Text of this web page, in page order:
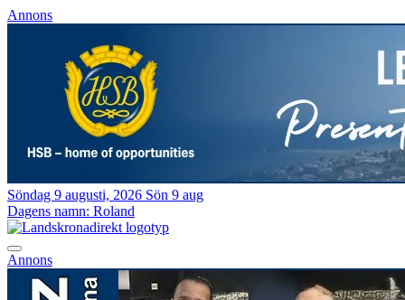
Annons
Söndag 9 augusti, 2026 Sön 9 aug
Dagens namn: Roland
Annons